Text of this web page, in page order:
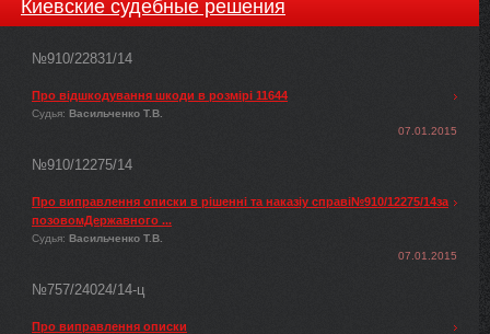
Киевские судебные решения
№910/22831/14
Про відшкодування шкоди в розмірі 11644
Судья: Васильченко Т.В.
07.01.2015
№910/12275/14
Про виправлення описки в рішенні та наказіу справі№910/12275/14за
позовомДержавного ...
Судья: Васильченко Т.В.
07.01.2015
№757/24024/14-ц
Про виправлення описки